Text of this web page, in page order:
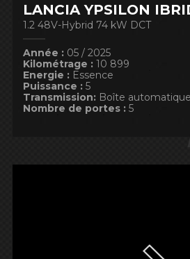
LANCIA YPSILON
1.2 48V-Hybrid 74 kW DCT
Année :05 / 2025
Kilométrage :10 899
Energie :Essence
Puissance :5
Transmission:Boîte automatique
Nombre de portes :5